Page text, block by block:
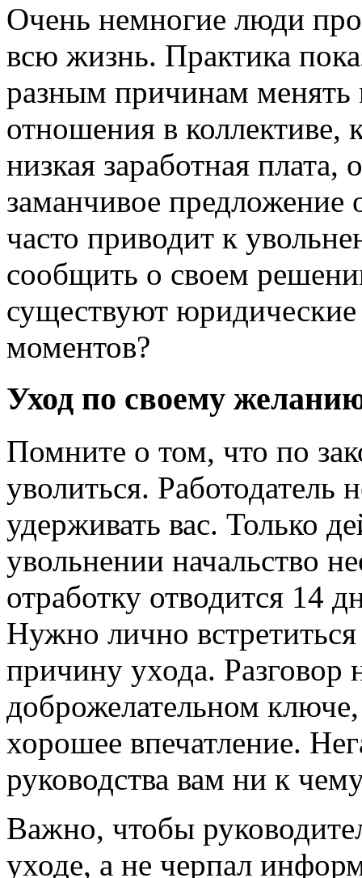
Очень немногие люди
всю жизнь. Практика
разным причинам менять
отношения в коллективе,
низкая заработная плата,
заманчивое предложение
часто приводит к
сообщить о своем
существуют
моментов?
Уход по своему
Помните о том, что по
уволиться. Работодатель
удерживать вас. Только
увольнении начальство
отработку отводится 14
Нужно лично
причину ухода. Разговор
доброжелательном
хорошее впечатление.
руководства вам ни к
Важно, чтобы
уходе, а не черпал